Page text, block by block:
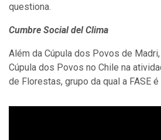
questiona.
Cumbre Social del Clima
Além da Cúpula dos Povos de
Cúpula dos Povos no Chile na
de Florestas, grupo da qual a FASE é